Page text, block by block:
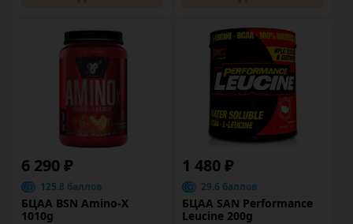
6 290 ₽
125.8 баллов
БЦАА BSN Amino-X
1010g
1 480 ₽
29.6 баллов
БЦАА SAN Performance
Leucine 200g